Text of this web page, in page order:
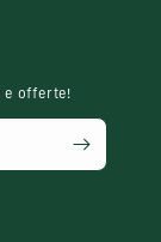
e offerte!